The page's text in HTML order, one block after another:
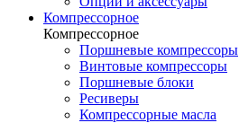
Компрессорное
Компрессорное
Поршневые компрессоры
Винтовые компрессоры
Поршневые блоки
Ресиверы
Компрессорные масла